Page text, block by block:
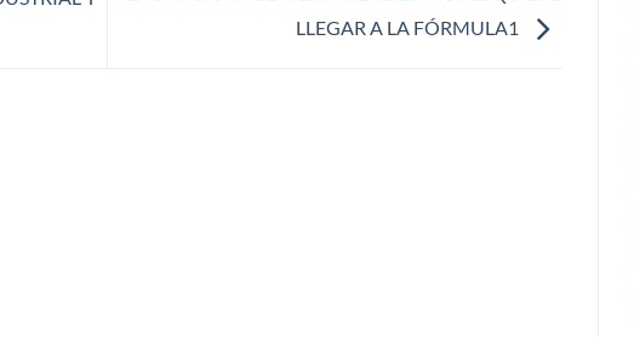
LLEGAR A LA FÓRMULA1